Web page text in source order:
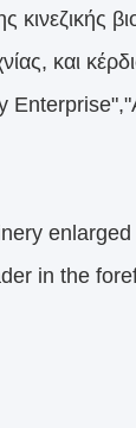
κινεζικής
και
in the